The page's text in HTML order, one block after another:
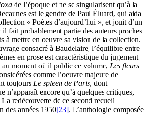
de l’époque et ne se singularisent qu’à la
est le gendre de Paul Éluard, qui aida
« Poètes d’aujourd’hui », et jouit d’un
: il fait probablement partie des auteurs proches
à mettre en oeuvre sa vision de la collection.
consacré à Baudelaire, l’équilibre entre
en prose est caractéristique du jugement
au moment où il publie ce volume, Les fleurs
comme l’oeuvre majeure de
toujours Le spleen de Paris, dont
n’apparaît encore qu’à quelques critiques,
redécouverte de ce second recueil
des années 1950[23]. L’anthologie composée